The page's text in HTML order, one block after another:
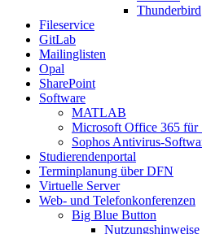
Thunderbird
Fileservice
GitLab
Mailinglisten
Opal
SharePoint
Software
MATLAB
Microsoft Office 365 für
Sophos Antivirus-
Studierendenportal
Terminplanung über DFN
Virtuelle Server
Web- und Telefonkonferenzen
Big Blue Button
Nutzungshinweise